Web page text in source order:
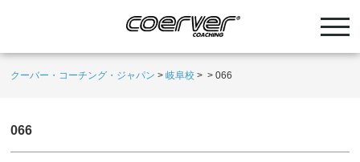
クーバー・コーチング・ジャパン >岐阜校 > >066
066